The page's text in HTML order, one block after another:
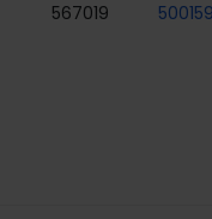
567019 500159